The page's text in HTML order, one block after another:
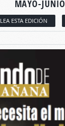
MAYO-JUNIO
LEA ESTA EDICIÓN